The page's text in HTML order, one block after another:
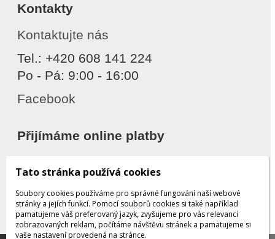
Kontakty
Kontaktujte nás
Tel.: +420 608 141 224
Po - Pá: 9:00 - 16:00
Facebook
Přijímáme online platby
Děkujeme za důvěru
Tato stránka používá cookies
Soubory cookies používáme pro správné fungování naší webové
stránky a jejích funkcí. Pomocí souborů cookies si také například
pamatujeme váš preferovaný jazyk, zvyšujeme pro vás relevanci
zobrazovaných reklam, počítáme návštěvu stránek a pamatujeme si
vaše nastavení provedená na stránce.